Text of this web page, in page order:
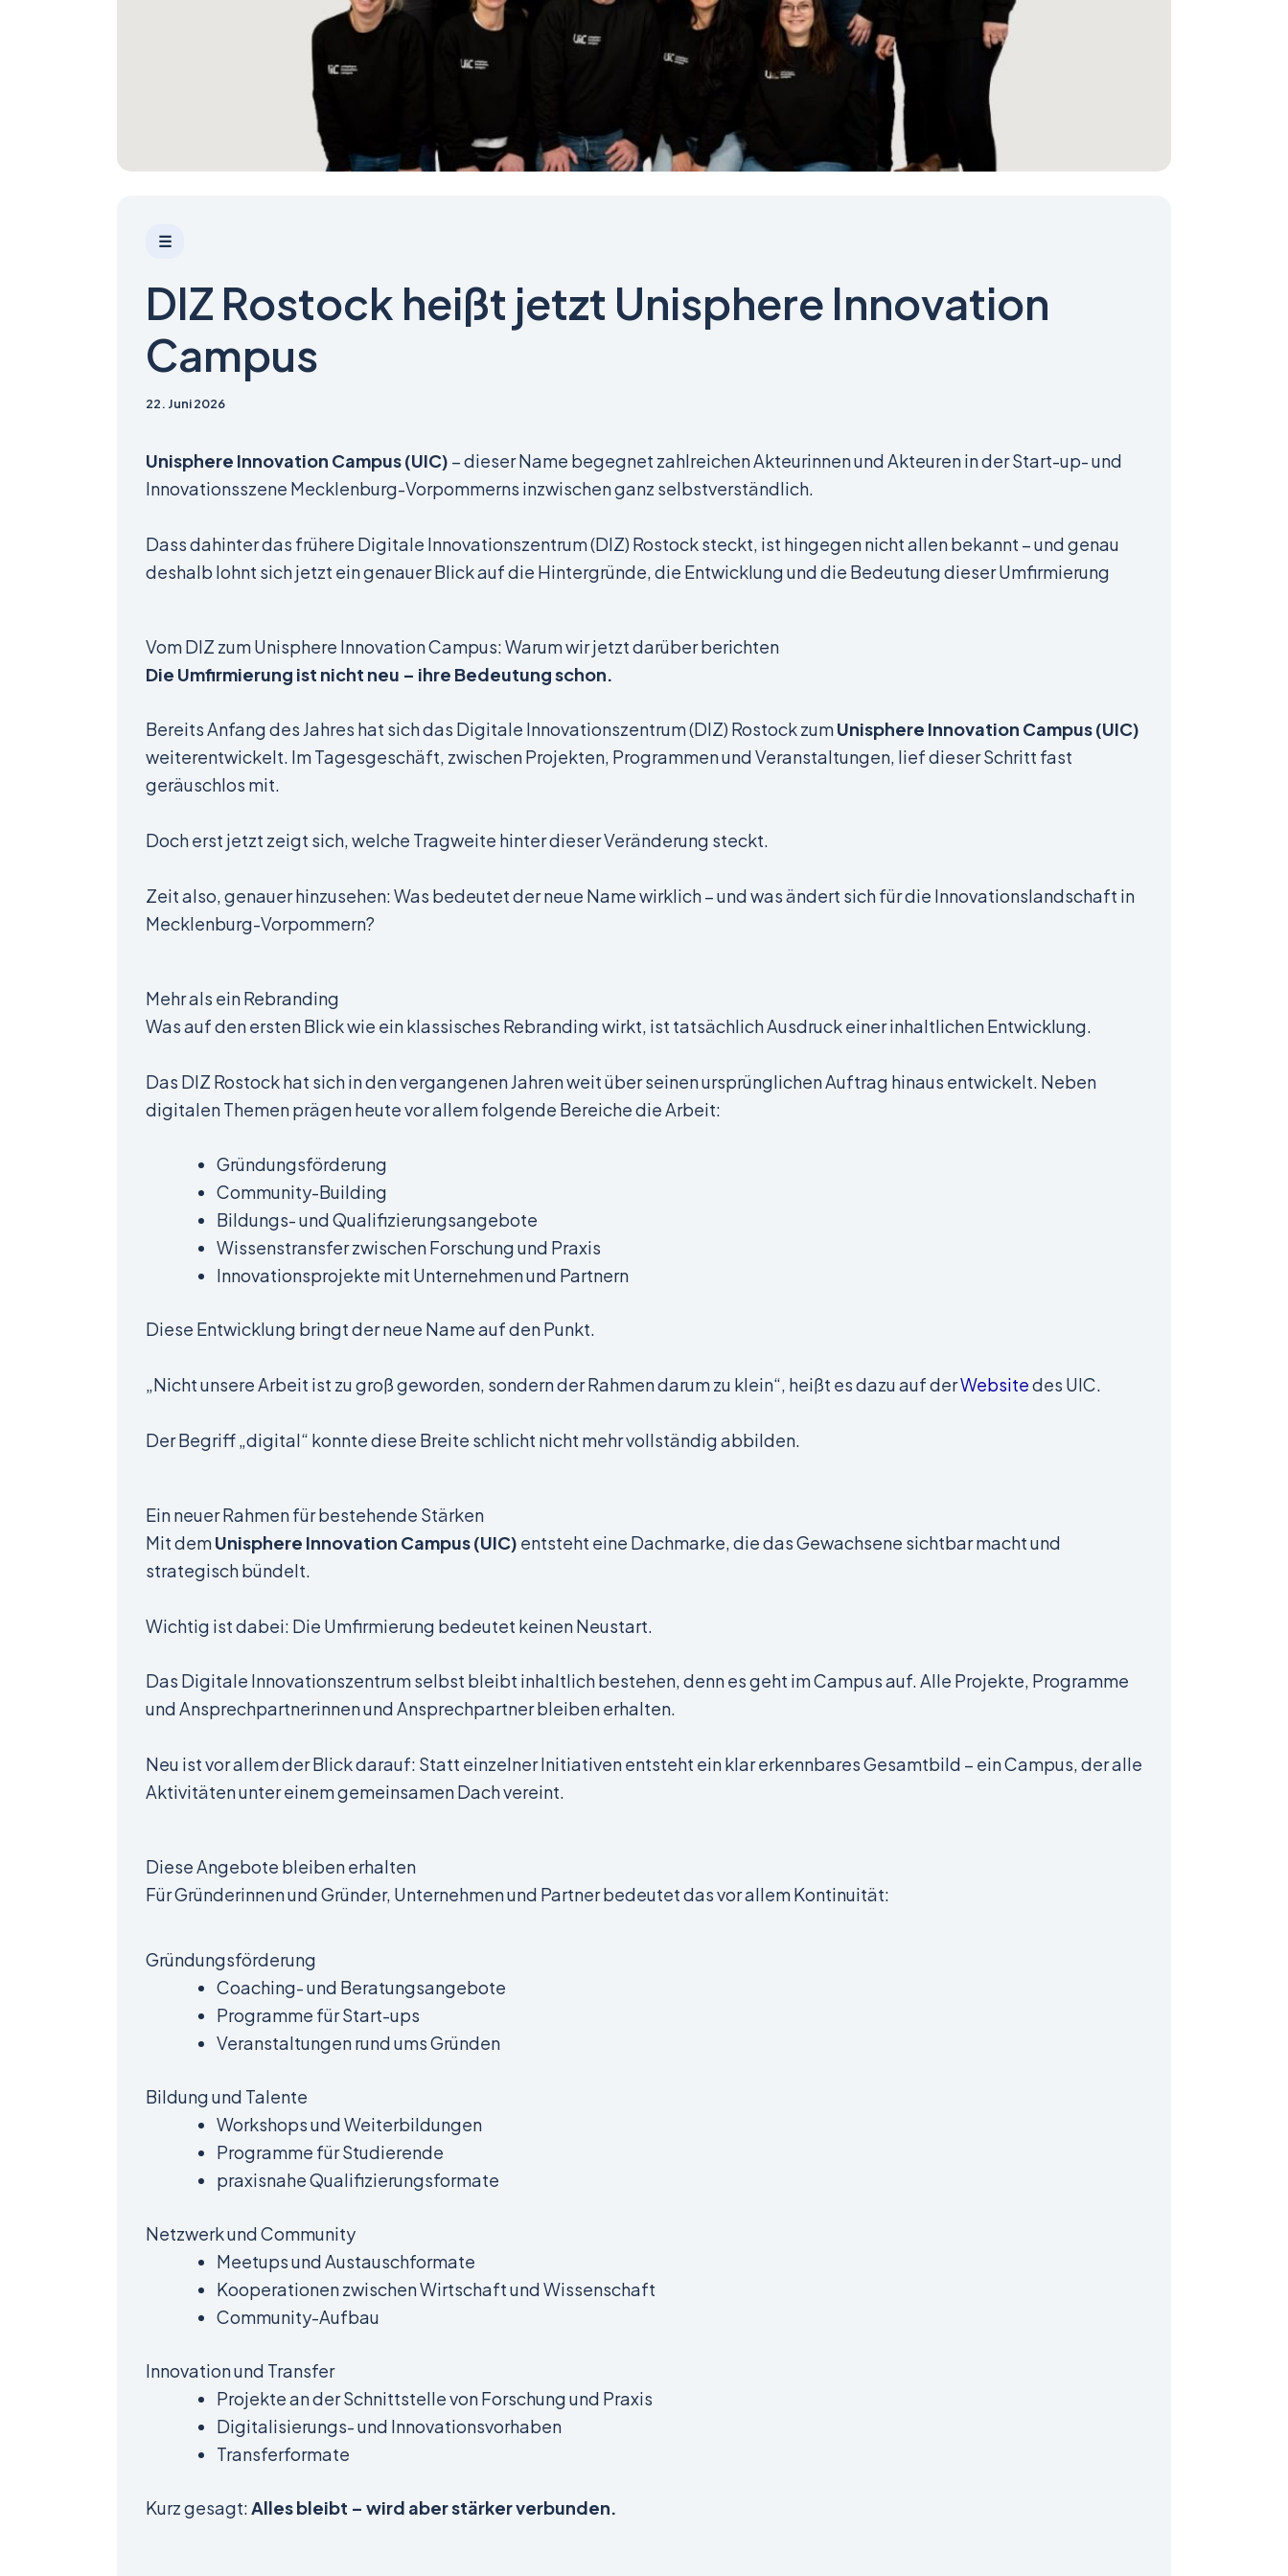
☰
DIZ Rostock heißt jetzt Unisphere Innovation
Campus
22. Juni 2026
Unisphere Innovation Campus (UIC) – dieser Name begegnet zahlreichen Akteurinnen und Akteuren in der Start-up- und
Innovationsszene Mecklenburg-Vorpommerns inzwischen ganz selbstverständlich.
Dass dahinter das frühere Digitale Innovationszentrum (DIZ) Rostock steckt, ist hingegen nicht allen bekannt – und genau
deshalb lohnt sich jetzt ein genauer Blick auf die Hintergründe, die Entwicklung und die Bedeutung dieser Umfirmierung
Vom DIZ zum Unisphere Innovation Campus: Warum wir jetzt darüber berichten
Die Umfirmierung ist nicht neu – ihre Bedeutung schon.
Bereits Anfang des Jahres hat sich das Digitale Innovationszentrum (DIZ) Rostock zumUnisphere Innovation Campus (UIC)
weiterentwickelt. Im Tagesgeschäft, zwischen Projekten, Programmen und Veranstaltungen, lief dieser Schritt fast
geräuschlos mit.
Doch erst jetzt zeigt sich, welche Tragweite hinter dieser Veränderung steckt.
Zeit also, genauer hinzusehen: Was bedeutet der neue Name wirklich – und was ändert sich für die Innovationslandschaft in
Mecklenburg-Vorpommern?
Mehr als ein Rebranding
Was auf den ersten Blick wie ein klassisches Rebranding wirkt, ist tatsächlich Ausdruck einer inhaltlichen Entwicklung.
Das DIZ Rostock hat sich in den vergangenen Jahren weit über seinen ursprünglichen Auftrag hinaus entwickelt. Neben
digitalen Themen prägen heute vor allem folgende Bereiche die Arbeit:
Gründungsförderung
Community-Building
Bildungs- und Qualifizierungsangebote
Wissenstransfer zwischen Forschung und Praxis
Innovationsprojekte mit Unternehmen und Partnern
Diese Entwicklung bringt der neue Name auf den Punkt.
„Nicht unsere Arbeit ist zu groß geworden, sondern der Rahmen darum zu klein“, heißt es dazu auf derWebsitedes UIC.
Der Begriff „digital“ konnte diese Breite schlicht nicht mehr vollständig abbilden.
Ein neuer Rahmen für bestehende Stärken
Mit demUnisphere Innovation Campus (UIC) entsteht eine Dachmarke, die das Gewachsene sichtbar macht und
strategisch bündelt.
Wichtig ist dabei: Die Umfirmierung bedeutet keinen Neustart.
Das Digitale Innovationszentrum selbst bleibt inhaltlich bestehen, denn es geht im Campus auf. Alle Projekte, Programme
und Ansprechpartnerinnen und Ansprechpartner bleiben erhalten.
Neu ist vor allem der Blick darauf: Statt einzelner Initiativen entsteht ein klar erkennbares Gesamtbild – ein Campus, der alle
Aktivitäten unter einem gemeinsamen Dach vereint.
Diese Angebote bleiben erhalten
Für Gründerinnen und Gründer, Unternehmen und Partner bedeutet das vor allem Kontinuität:
Gründungsförderung
Coaching- und Beratungsangebote
Programme für Start-ups
Veranstaltungen rund ums Gründen
Bildung und Talente
Workshops und Weiterbildungen
Programme für Studierende
praxisnahe Qualifizierungsformate
Netzwerk und Community
Meetups und Austauschformate
Kooperationen zwischen Wirtschaft und Wissenschaft
Community-Aufbau
Innovation und Transfer
Projekte an der Schnittstelle von Forschung und Praxis
Digitalisierungs- und Innovationsvorhaben
Transferformate
Kurz gesagt:Alles bleibt – wird aber stärker verbunden.